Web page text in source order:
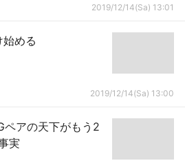
2019/12/14(Sa) 13:01
始める
2019/12/14(Sa) 13:00
アの天下がもう2
実